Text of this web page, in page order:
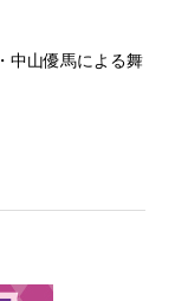
中山優馬による舞